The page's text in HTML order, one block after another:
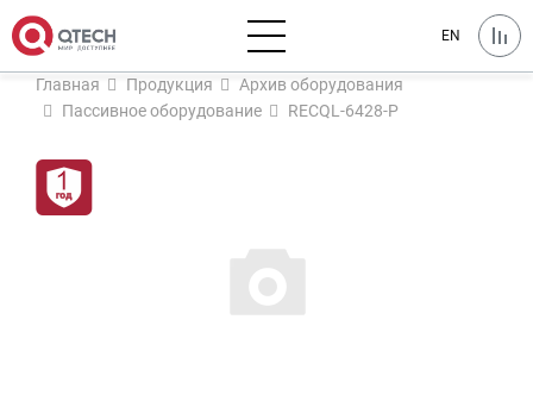
EN
Главная Продукция
Архив оборудования
Пассивное оборудование
RECQL-6428-P